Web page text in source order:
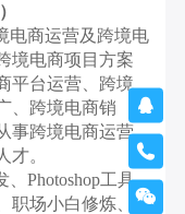
电商运营及跨境电
境电商项目方案
平台运营、跨境
、跨境电商销
事跨境电商运营
才。
Photoshop工具
职场小白修炼、


